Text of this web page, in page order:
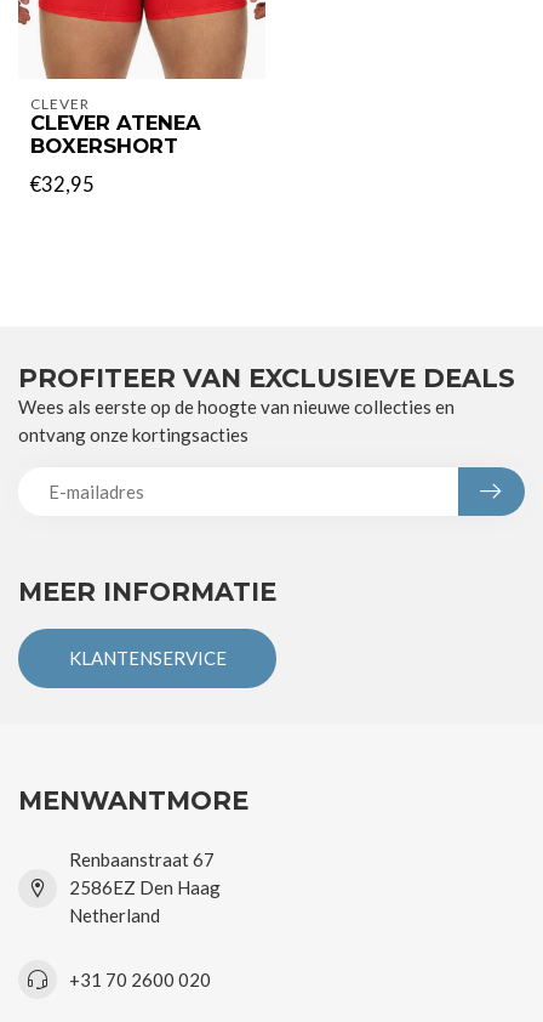
CLEVER
CLEVER ATENEA
BOXERSHORT
€32,95
MEER INFORMATIE
KLANTENSERVICE
PROFITEER VAN EXCLUSIEVE DEALS
Wees als eerste op de hoogte van nieuwe collecties en
ontvang onze kortingsacties
MENWANTMORE
Renbaanstraat 67
2586EZ Den Haag
Netherland
+31 70 2600 020